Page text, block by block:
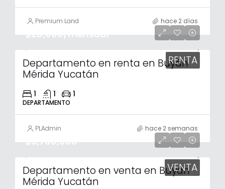
Premium Land hace 2 días
RENTA
$20,000/mensual
Departamento en renta en Buyán
Mérida Yucatán
1 1 1
DEPARTAMENTO
PLAdmin hace 2 semanas
VENTA
$3,700,000
Departamento en venta en Buyán
Mérida Yucatán